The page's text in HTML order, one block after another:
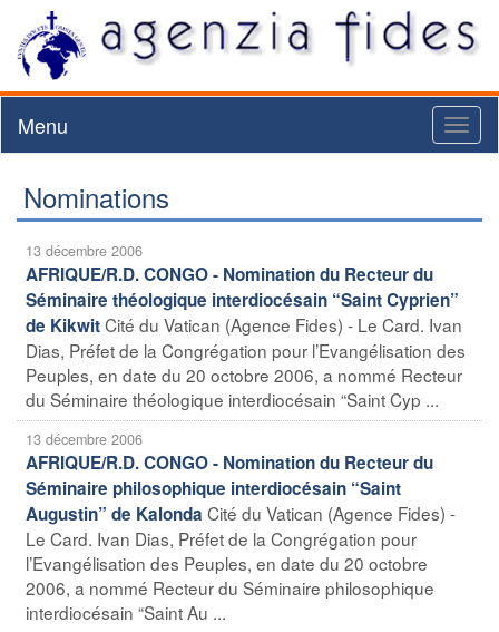
Menu
Nominations
13 décembre 2006
AFRIQUE/R.D. CONGO - Nomination du Recteur du
Séminaire théologique interdiocésain “Saint Cyprien”
de KikwitCité du Vatican (Agence Fides) - Le Card. Ivan
Dias, Préfet de la Congrégation pour l’Evangélisation des
Peuples, en date du 20 octobre 2006, a nommé Recteur
du Séminaire théologique interdiocésain “Saint Cyp ...
13 décembre 2006
AFRIQUE/R.D. CONGO - Nomination du Recteur du
Séminaire philosophique interdiocésain “Saint
Augustin” de Kalonda Cité du Vatican (Agence Fides) -
Le Card. Ivan Dias, Préfet de la Congrégation pour
l’Evangélisation des Peuples, en date du 20 octobre
2006, a nommé Recteur du Séminaire philosophique
interdiocésain “Saint Au ...